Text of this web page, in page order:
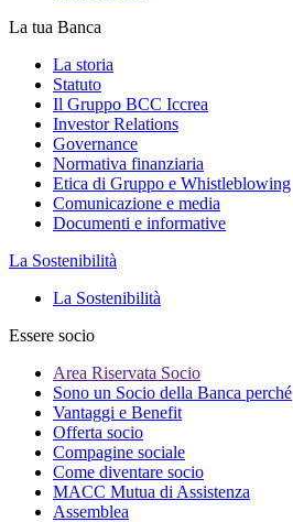
La tua Banca
La storia
Statuto
Il Gruppo BCC Iccrea
Investor Relations
Governance
Normativa finanziaria
Etica di Gruppo e Whistleblowing
Comunicazione e media
Documenti e informative
La Sostenibilità
La Sostenibilità
Essere socio
Area Riservata Socio
Sono un Socio della Banca perché
Vantaggi e Benefit
Offerta socio
Compagine sociale
Come diventare socio
MACC Mutua di Assistenza
Assemblea